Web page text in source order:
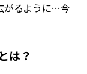
がるように…今
は？